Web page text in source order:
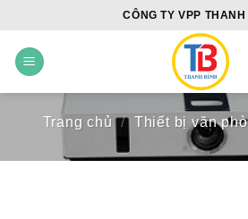
content
CÔNG TY VPP
Trang chủ / Thiết bị văn